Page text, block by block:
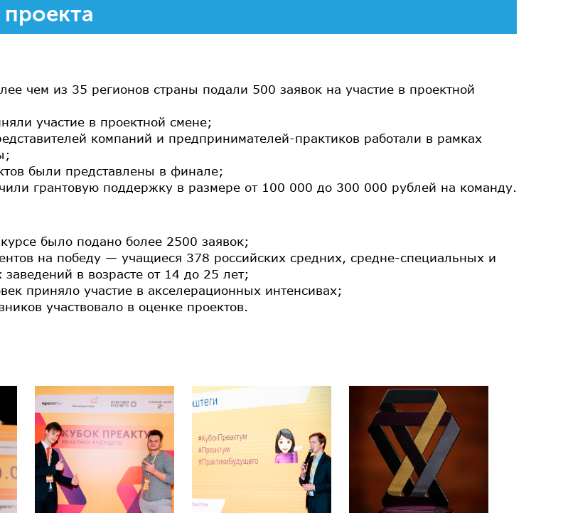
проекта
чем из 35 регионов страны подали 500 заявок на участие в проектной
участие в проектной смене;
компаний и предпринимателей-практиков работали в рамках
были представлены в финале;
грантовую поддержку в размере от 100 000 до 300 000 рублей на команду.
было подано более 2500 заявок;
на победу — учащиеся 378 российских средних, средне-специальных и
в возрасте от 14 до 25 лет;
приняло участие в акселерационных интенсивах;
участвовало в оценке проектов.